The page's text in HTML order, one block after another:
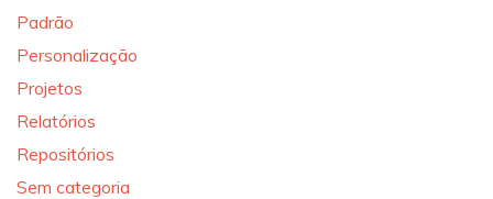
Padrão
Personalização
Projetos
Relatórios
Repositórios
Sem categoria